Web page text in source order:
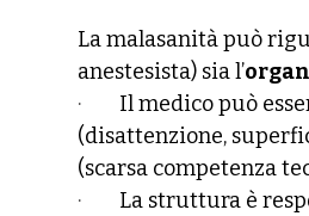
La malasanità può
anestesista) sia l’
· Il medico può
(disattenzione,
(scarsa competenza
· La struttura è